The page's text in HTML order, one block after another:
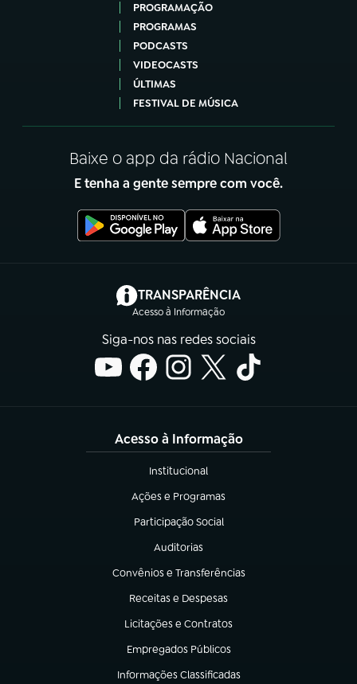
PROGRAMAÇÃO
PROGRAMAS
PODCASTS
VIDEOCASTS
ÚLTIMAS
FESTIVAL DE MÚSICA
Baixe o app da rádio Nacional
E tenha a gente sempre com você.
TRANSPARÊNCIA
Acesso à Informação
(abre em nova aba)
Siga-nos nas redes sociais
Acesso à Informação
Institucional
(abre em nova aba)
Ações e Programas
(abre em nova aba)
Participação Social
(abre em nova aba)
Auditorias
(abre em nova aba)
Convênios e Transferências
(abre em nova aba)
Receitas e Despesas
(abre em nova aba)
Licitações e Contratos
(abre em nova aba)
Empregados Públicos
(abre em nova aba)
Informações Classificadas
(abre em nova aba)